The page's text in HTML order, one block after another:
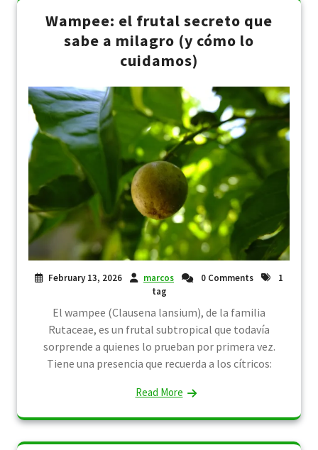
Wampee: el frutal secreto que
sabe a milagro (y cómo lo
cuidamos)
February 13, 2026 marcos 0 Comments
1
tag
El wampee (Clausena lansium), de la familia
Rutaceae, es un frutal subtropical que todavía
sorprende a quienes lo prueban por primera vez.
Tiene una presencia que recuerda a los cítricos:
Read More